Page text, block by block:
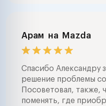
Арам на Mazda
Спасибо Александру
решение проблемы
Посоветовал, также,
поменять, где